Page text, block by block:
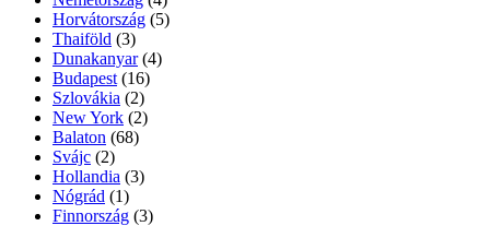
Horvátország (5)
Thaiföld (3)
Dunakanyar (4)
Budapest (16)
Szlovákia (2)
New York (2)
Balaton (68)
Svájc (2)
Hollandia (3)
Nógrád (1)
Finnország (3)